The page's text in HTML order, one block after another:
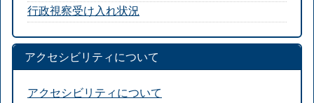
行政視察受け入れ状況
アクセシビリティについて
アクセシビリティについて